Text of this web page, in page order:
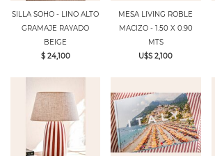
SILLA SOHO - LINO ALTO
GRAMAJE RAYADO
BEIGE
$ 24,100
MESA LIVING ROBLE
MACIZO - 1.50 X 0.90
MTS
U$S 2,100